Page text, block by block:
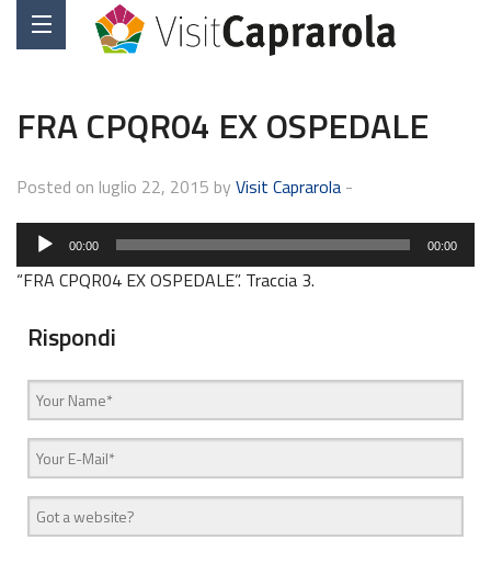
FRA CPQR04 EX OSPEDALE
Posted on luglio 22, 2015 by Visit Caprarola -
Audio
Player
00:00 00:00
“FRA CPQR04 EX OSPEDALE”. Traccia 3.
Rispondi